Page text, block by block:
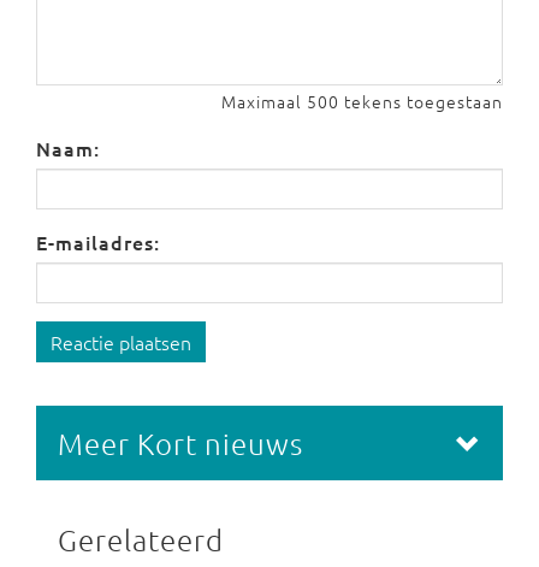
Maximaal 500 tekens toegestaan
Naam:
E-mailadres:
Reactie plaatsen
Meer Kort nieuws
Gerelateerd